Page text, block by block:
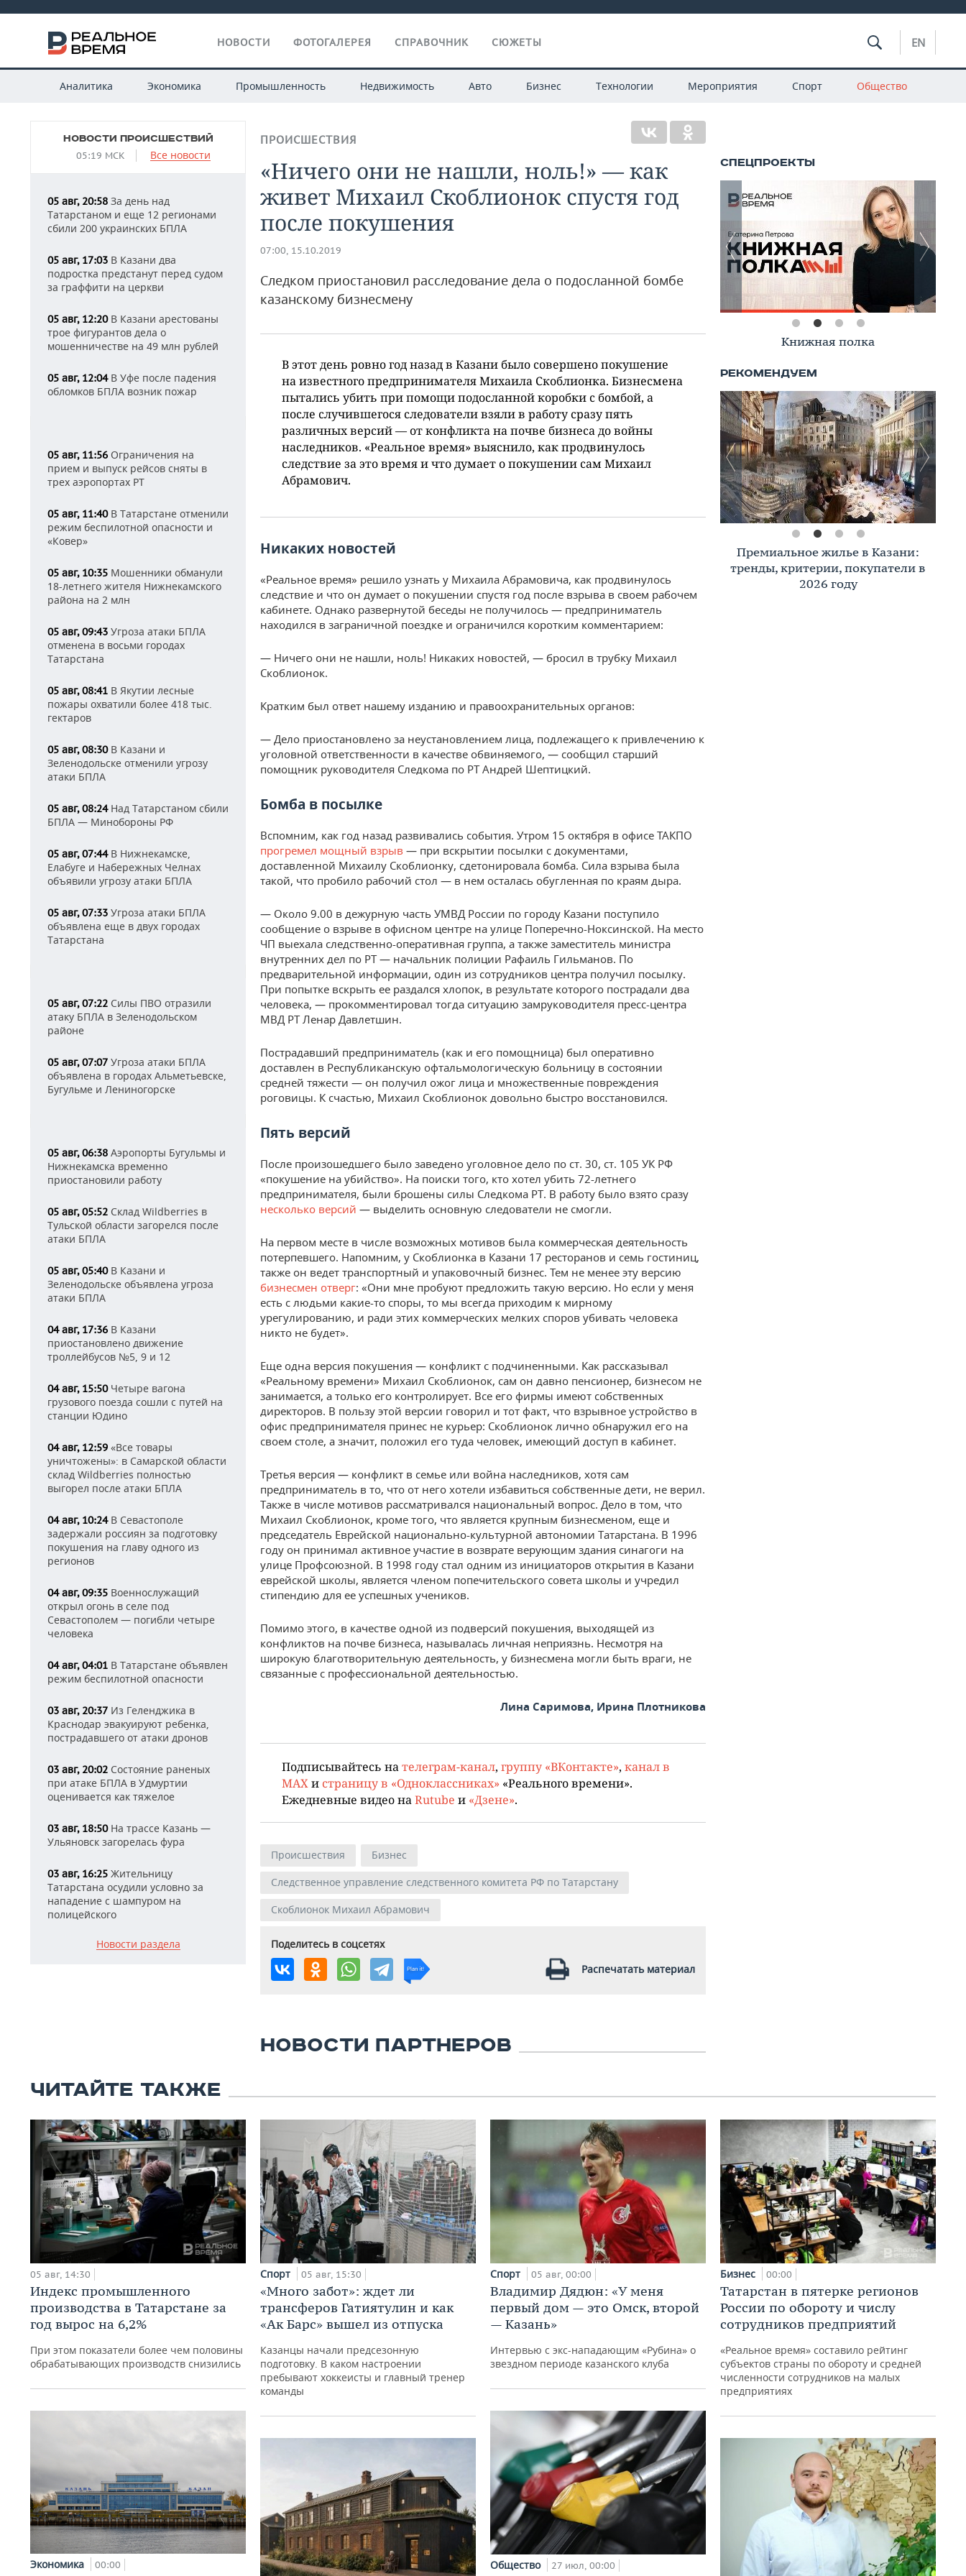
НОВОСТИ ФОТОГАЛЕРЕЯ СПРАВОЧНИК СЮЖЕТЫ EN
Аналитика Экономика Промышленность Недвижимость Авто Бизнес Технологии Мероприятия Спорт Общество
НОВОСТИ ПРОИСШЕСТВИЙ
05:19 МСК Все новости
05 авг, 20:58 За день над
Татарстаном и еще 12 регионами
сбили 200 украинских БПЛА
05 авг, 17:03 В Казани два
подростка предстанут перед судом
за граффити на церкви
05 авг, 12:20В Казани арестованы
трое фигурантов дела о
мошенничестве на 49 млн рублей
05 авг, 12:04В Уфе после падения
обломков БПЛА возник пожар
05 авг, 11:56 Ограничения на
прием и выпуск рейсов сняты в
трех аэропортах РТ
05 авг, 11:40В Татарстане отменили
режим беспилотной опасности и
«Ковер»
05 авг, 10:35 Мошенники обманули
18-летнего жителя Нижнекамского
района на 2 млн
05 авг, 09:43 Угроза атаки БПЛА
отменена в восьми городах
Татарстана
05 авг, 08:41 В Якутии лесные
пожары охватили более 418 тыс.
гектаров
05 авг, 08:30В Казани и
Зеленодольске отменили угрозу
атаки БПЛА
05 авг, 08:24Над Татарстаном сбили
БПЛА — Минобороны РФ
05 авг, 07:44В Нижнекамске,
Елабуге и Набережных Челнах
объявили угрозу атаки БПЛА
05 авг, 07:33 Угроза атаки БПЛА
объявлена еще в двух городах
Татарстана
05 авг, 07:22 Силы ПВО отразили
атаку БПЛА в Зеленодольском
районе
05 авг, 07:07 Угроза атаки БПЛА
объявлена в городах Альметьевске,
Бугульме и Лениногорске
05 авг, 06:38 Аэропорты Бугульмы и
Нижнекамска временно
приостановили работу
05 авг, 05:52 Склад Wildberries в
Тульской области загорелся после
атаки БПЛА
05 авг, 05:40В Казани и
Зеленодольске объявлена угроза
атаки БПЛА
04 авг, 17:36 В Казани
приостановлено движение
троллейбусов №5, 9 и 12
04 авг, 15:50Четыре вагона
грузового поезда сошли с путей на
станции Юдино
04 авг, 12:59 «Все товары
уничтожены»: в Самарской области
склад Wildberries полностью
выгорел после атаки БПЛА
04 авг, 10:24В Севастополе
задержали россиян за подготовку
покушения на главу одного из
регионов
04 авг, 09:35 Военнослужащий
открыл огонь в селе под
Севастополем — погибли четыре
человека
04 авг, 04:01 В Татарстане объявлен
режим беспилотной опасности
03 авг, 20:37 Из Геленджика в
Краснодар эвакуируют ребенка,
пострадавшего от атаки дронов
03 авг, 20:02 Состояние раненых
при атаке БПЛА в Удмуртии
оценивается как тяжелое
03 авг, 18:50На трассе Казань —
Ульяновск загорелась фура
03 авг, 16:25 Жительницу
Татарстана осудили условно за
нападение с шампуром на
полицейского
Новости раздела
ПРОИСШЕСТВИЯ
«Ничего они не нашли, ноль!» — как
живет Михаил Скоблионок спустя год
после покушения
07:00, 15.10.2019
Следком приостановил расследование дела о подосланной бомбе
казанскому бизнесмену
В этот день ровно год назад в Казани было совершено покушение
на известного предпринимателя Михаила Скоблионка. Бизнесмена
пытались убить при помощи подосланной коробки с бомбой, а
после случившегося следователи взяли в работу сразу пять
различных версий — от конфликта на почве бизнеса до войны
наследников. «Реальное время» выяснило, как продвинулось
следствие за это время и что думает о покушении сам Михаил
Абрамович.
Никаких новостей
«Реальное время» решило узнать у Михаила Абрамовича, как продвинулось
следствие и что он думает о покушении спустя год после взрыва в своем рабочем
кабинете. Однако развернутой беседы не получилось — предприниматель
находился в заграничной поездке и ограничился коротким комментарием:
— Ничего они не нашли, ноль! Никаких новостей, — бросил в трубку Михаил
Скоблионок.
Кратким был ответ нашему изданию и правоохранительных органов:
— Дело приостановлено за неустановлением лица, подлежащего к привлечению к
уголовной ответственности в качестве обвиняемого, — сообщил старший
помощник руководителя Следкома по РТ Андрей Шептицкий.
Бомба в посылке
Вспомним, как год назад развивались события. Утром 15 октября в офисе ТАКПО
прогремел мощный взрыв — при вскрытии посылки с документами,
доставленной Михаилу Скоблионку, сдетонировала бомба. Сила взрыва была
такой, что пробило рабочий стол — в нем осталась обугленная по краям дыра.
— Около 9.00 в дежурную часть УМВД России по городу Казани поступило
сообщение о взрыве в офисном центре на улице Поперечно-Ноксинской. На место
ЧП выехала следственно-оперативная группа, а также заместитель министра
внутренних дел по РТ — начальник полиции Рафаиль Гильманов. По
предварительной информации, один из сотрудников центра получил посылку.
При попытке вскрыть ее раздался хлопок, в результате которого пострадали два
человека, — прокомментировал тогда ситуацию замруководителя пресс-центра
МВД РТ Ленар Давлетшин.
Пострадавший предприниматель (как и его помощница) был оперативно
доставлен в Республиканскую офтальмологическую больницу в состоянии
средней тяжести — он получил ожог лица и множественные повреждения
роговицы. К счастью, Михаил Скоблионок довольно быстро восстановился.
Пять версий
После произошедшего было заведено уголовное дело по ст. 30, ст. 105 УК РФ
«покушение на убийство». На поиски того, кто хотел убить 72-летнего
предпринимателя, были брошены силы Следкома РТ. В работу было взято сразу
несколько версий — выделить основную следователи не смогли.
На первом месте в числе возможных мотивов была коммерческая деятельность
потерпевшего. Напомним, у Скоблионка в Казани 17 ресторанов и семь гостиниц,
также он ведет транспортный и упаковочный бизнес. Тем не менее эту версию
бизнесмен отверг: «Они мне пробуют предложить такую версию. Но если у меня
есть с людьми какие-то споры, то мы всегда приходим к мирному
урегулированию, и ради этих коммерческих мелких споров убивать человека
никто не будет».
Еще одна версия покушения — конфликт с подчиненными. Как рассказывал
«Реальному времени» Михаил Скоблионок, сам он давно пенсионер, бизнесом не
занимается, а только его контролирует. Все его фирмы имеют собственных
директоров. В пользу этой версии говорил и тот факт, что взрывное устройство в
офис предпринимателя принес не курьер: Скоблионок лично обнаружил его на
своем столе, а значит, положил его туда человек, имеющий доступ в кабинет.
Третья версия — конфликт в семье или война наследников, хотя сам
предприниматель в то, что от него хотели избавиться собственные дети, не верил.
Также в числе мотивов рассматривался национальный вопрос. Дело в том, что
Михаил Скоблионок, кроме того, что является крупным бизнесменом, еще и
председатель Еврейской национально-культурной автономии Татарстана. В 1996
году он принимал активное участие в возврате верующим здания синагоги на
улице Профсоюзной. В 1998 году стал одним из инициаторов открытия в Казани
еврейской школы, является членом попечительского совета школы и учредил
стипендию для ее успешных учеников.
Помимо этого, в качестве одной из подверсий покушения, выходящей из
конфликтов на почве бизнеса, называлась личная неприязнь. Несмотря на
широкую благотворительную деятельность, у бизнесмена могли быть враги, не
связанные с профессиональной деятельностью.
Лина Саримова, Ирина Плотникова
Подписывайтесь на телеграм-канал, группу «ВКонтакте», канал в
MAX и страницу в «Одноклассниках» «Реального времени».
Ежедневные видео на Rutube и «Дзене».
Происшествия
Бизнес
Следственное управление следственного комитета РФ по Татарстану
Скоблионок Михаил Абрамович
Поделитесь в соцсетях
Распечатать материал
НОВОСТИ ПАРТНЕРОВ
Книжная полка
Премиальное жилье в Казани:
тренды, критерии, покупатели в
2026 году
ЧИТАЙТЕ ТАКЖЕ
05 авг, 14:30
Индекс промышленного
производства в Татарстане за
год вырос на 6,2%
При этом показатели более чем половины
обрабатывающих производств снизились
Экономика 00:00
Спорт 05 авг, 15:30
«Много забот»: ждет ли
трансферов Гатиятулин и как
«Ак Барс» вышел из отпуска
Казанцы начали предсезонную
подготовку. В каком настроении
пребывают хоккеисты и главный тренер
команды
Спорт 05 авг, 00:00
Владимир Дядюн: «У меня
первый дом — это Омск, второй
— Казань»
Интервью с экс-нападающим «Рубина» о
звездном периоде казанского клуба
Общество 27 июл, 00:00
Бизнес 00:00
Татарстан в пятерке регионов
России по обороту и числу
сотрудников предприятий
«Реальное время» составило рейтинг
субъектов страны по обороту и средней
численности сотрудников на малых
предприятиях